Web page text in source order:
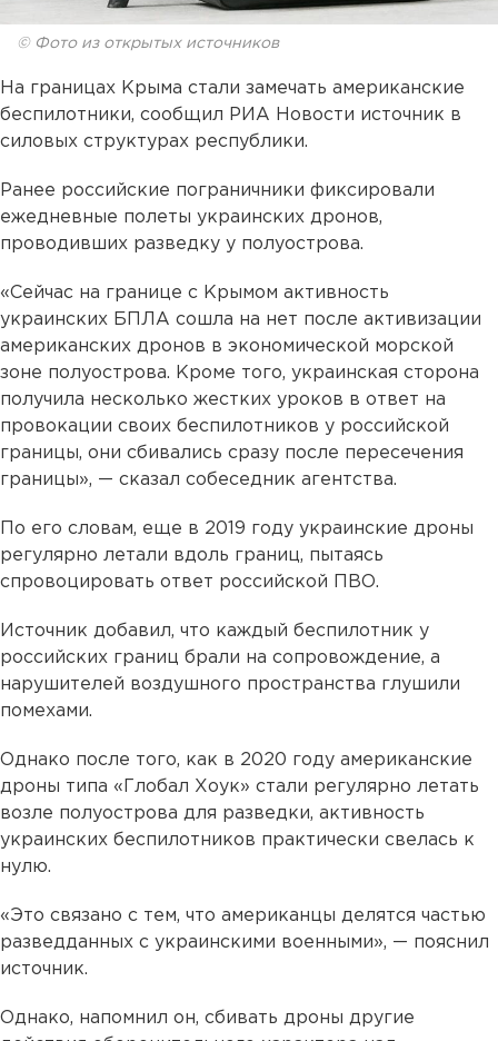
© Фото из открытых источников
На границах Крыма стали замечать американские
беспилотники, сообщил РИА Новости источник в
силовых структурах республики.
Ранее российские пограничники фиксировали
ежедневные полеты украинских дронов,
проводивших разведку у полуострова.
«Сейчас на границе с Крымом активность
украинских БПЛА сошла на нет после активизации
американских дронов в экономической морской
зоне полуострова. Кроме того, украинская сторона
получила несколько жестких уроков в ответ на
провокации своих беспилотников у российской
границы, они сбивались сразу после пересечения
границы», — сказал собеседник агентства.
По его словам, еще в 2019 году украинские дроны
регулярно летали вдоль границ, пытаясь
спровоцировать ответ российской ПВО.
Источник добавил, что каждый беспилотник у
российских границ брали на сопровождение, а
нарушителей воздушного пространства глушили
помехами.
Однако после того, как в 2020 году американские
дроны типа «Глобал Хоук» стали регулярно летать
возле полуострова для разведки, активность
украинских беспилотников практически свелась к
нулю.
«Это связано с тем, что американцы делятся частью
разведданных с украинскими военными», — пояснил
источник.
Однако, напомнил он, сбивать дроны другие